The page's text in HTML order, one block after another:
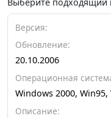
Выберите подходящий
Версия:
Обновление:
20.10.2006
Операционная
Windows 2000, Win95,
Описание: